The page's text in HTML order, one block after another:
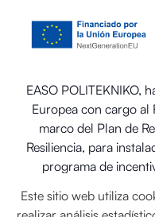
EASO POLITEKNIKO,
Europea con cargo al
marco del Plan de
Resiliencia, para
programa de
como la implantación
Este sitio web utiliza